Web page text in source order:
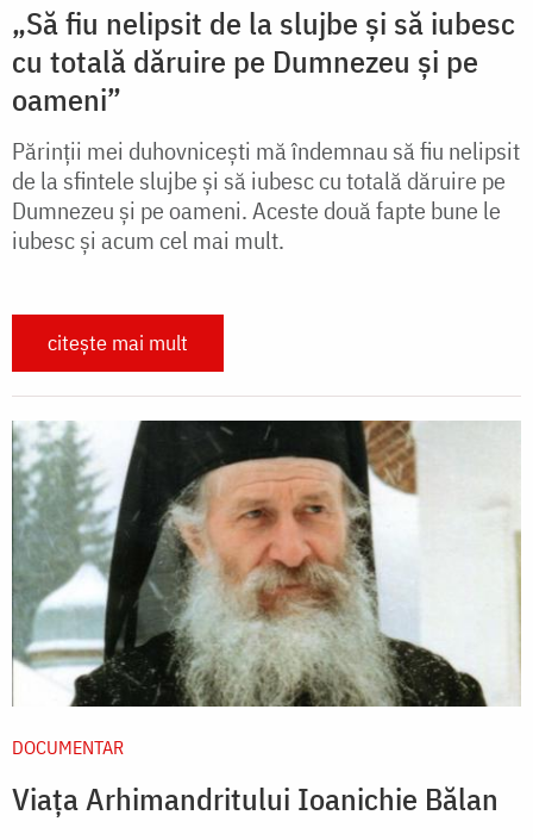
„Să fiu nelipsit de la slujbe și să iubesc
cu totală dăruire pe Dumnezeu și pe
oameni”
Părinţii mei duhovniceşti mă îndemnau să fiu nelipsit
de la sfintele slujbe şi să iubesc cu totală dăruire pe
Dumnezeu şi pe oameni. Aceste două fapte bune le
iubesc şi acum cel mai mult.
citește mai mult
DOCUMENTAR
Viața Arhimandritului Ioanichie Bălan